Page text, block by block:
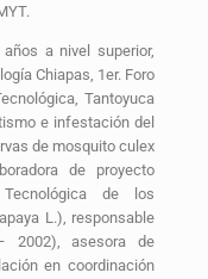
a nivel superior,
Chiapas, 1er. Foro
Tantoyuca
e infestación del
de mosquito culex
de proyecto
Tecnológica de los
L.), responsable
2002), asesora de
en coordinación